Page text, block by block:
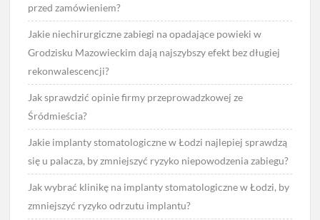
przed zamówieniem?
Jakie niechirurgiczne zabiegi na opadające powieki w
Grodzisku Mazowieckim dają najszybszy efekt bez długiej
rekonwalescencji?
Jak sprawdzić opinie firmy przeprowadzkowej ze
Śródmieścia?
Jakie implanty stomatologiczne w Łodzi najlepiej sprawdzą
się u palacza, by zmniejszyć ryzyko niepowodzenia zabiegu?
Jak wybrać klinikę na implanty stomatologiczne w Łodzi, by
zmniejszyć ryzyko odrzutu implantu?